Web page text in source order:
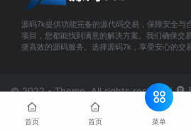
源码7k提供功能完备的源代码交易，保障安全与
项目，您都能找到满意的解决方案。我们确保交
捷高效的源码服务。选择源码7k，享受安心的交
© 2022 - Theme. All rights reserved
2024072626号-2
首页 首页 菜单